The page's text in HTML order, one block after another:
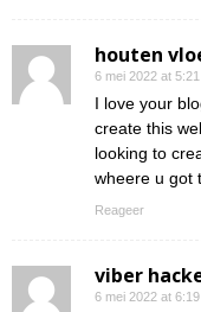
houten
6 mei 2022 at
I love your
create this
looking to
wheere u got
Reageer
viber
6 mei 2022 at